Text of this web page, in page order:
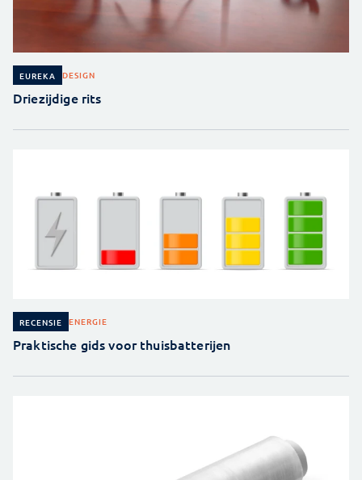
EUREKA DESIGN
Driezijdige rits
RECENSIE ENERGIE
Praktische gids voor thuisbatterijen